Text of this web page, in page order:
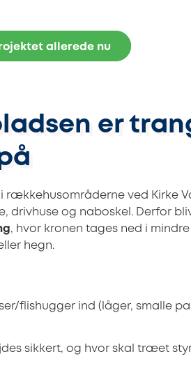
allerede nu
er
rækkehusområderne ved Kirke
drivhuse og naboskel. Derfor
, hvor kronen tages ned i
hegn.
flishugger ind (låger, smalle
sikkert, og hvor skal træet